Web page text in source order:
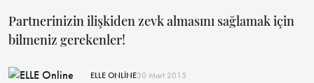
Partnerinizin ilişkiden zevk almasını sağlamak için
bilmeniz gerekenler!
ELLE ONLİNE30 Mart 2015